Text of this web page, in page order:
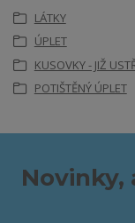
LÁTKY
ÚPLET
KUSOVKY - JIŽ
POTIŠTĚNÝ ÚPLET
Novinky,